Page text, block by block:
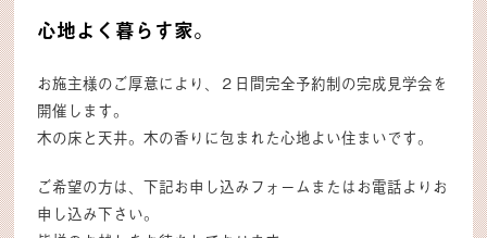
心地よく暮らす家。
お施主様のご厚意により、２日間完全予約制の完成見学会を
開催します。
木の床と天井。木の香りに包まれた心地よい住まいです。
ご希望の方は、下記お申し込みフォームまたはお電話よりお
申し込み下さい。